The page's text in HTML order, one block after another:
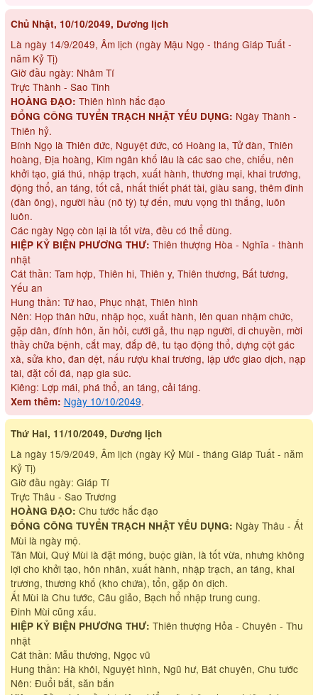
Chủ Nhật, 10/10/2049, Dương lịch
Là ngày 14/9/2049, Âm lịch (ngày Mậu Ngọ - tháng Giáp Tuất -
năm Kỷ Tị)
Giờ đầu ngày: Nhâm Tí
Trực Thành - Sao Tinh
HOÀNG ĐẠO: Thiên hình hắc đạo
ĐỔNG CÔNG TUYỂN TRẠCH NHẬT YẾU DỤNG: Ngày Thành -
Thiên hỷ.
Bính Ngọ là Thiên đức, Nguyệt đức, có Hoàng la, Tử đàn, Thiên
hoàng, Địa hoàng, Kim ngân khố lâu là các sao che, chiếu, nên
khởi tạo, giá thú, nhập trạch, xuất hành, thương mại, khai trương,
động thổ, an táng, tốt cả, nhất thiết phát tài, giàu sang, thêm đinh
(đàn ông), người hầu (nô tỳ) tự đến, mưu vọng thì thắng, luôn
luôn.
Các ngày Ngọ còn lại là tốt vừa, đều có thể dùng.
HIỆP KỶ BIỆN PHƯƠNG THƯ: Thiên thượng Hòa - Nghĩa - thành
nhật
Cát thần: Tam hợp, Thiên hi, Thiên y, Thiên thương, Bất tương,
Yếu an
Hung thần: Tứ hao, Phục nhật, Thiên hình
Nên: Họp thân hữu, nhập học, xuất hành, lên quan nhậm chức,
gặp dân, đính hôn, ăn hỏi, cưới gả, thu nạp người, di chuyền, mời
thầy chữa bệnh, cắt may, đắp đê, tu tạo động thổ, dựng cột gác
xà, sửa kho, đan dệt, nấu rượu khai trương, lập ước giao dịch, nạp
tài, đặt cối đá, nạp gia súc.
Kiêng: Lợp mái, phá thổ, an táng, cải táng.
Xem thêm: Ngày 10/10/2049.
Thứ Hai, 11/10/2049, Dương lịch
Là ngày 15/9/2049, Âm lịch (ngày Kỷ Mùi - tháng Giáp Tuất - năm
Kỷ Tị)
Giờ đầu ngày: Giáp Tí
Trực Thâu - Sao Trương
HOÀNG ĐẠO: Chu tước hắc đạo
ĐỔNG CÔNG TUYỂN TRẠCH NHẬT YẾU DỤNG: Ngày Thâu - Ất
Mùi là ngày mộ.
Tân Mùi, Quý Mùi là đặt móng, buộc giàn, là tốt vừa, nhưng không
lợi cho khởi tạo, hôn nhân, xuất hành, nhập trạch, an táng, khai
trương, thương khố (kho chứa), tổn, gặp ôn dịch.
Ất Mùi là Chu tước, Câu giảo, Bạch hổ nhập trung cung.
Đinh Mùi cũng xấu.
HIỆP KỶ BIỆN PHƯƠNG THƯ: Thiên thượng Hỏa - Chuyên - Thu
nhật
Cát thần: Mẫu thương, Ngọc vũ
Hung thần: Hà khôi, Nguyệt hình, Ngũ hư, Bát chuyên, Chu tước
Nên: Đuổi bắt, săn bắn